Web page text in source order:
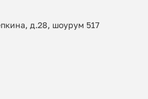
д.28, шоурум 517